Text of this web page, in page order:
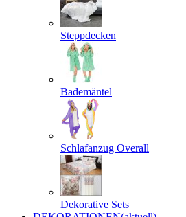
Steppdecken
Bademäntel
Schlafanzug Overall
Dekorative Sets